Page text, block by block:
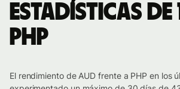
Estadísticas de
PHP
El rendimiento de AUD frente a PHP en los